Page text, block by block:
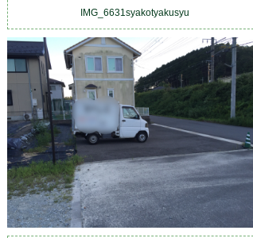
IMG_6631syakotyakusyu